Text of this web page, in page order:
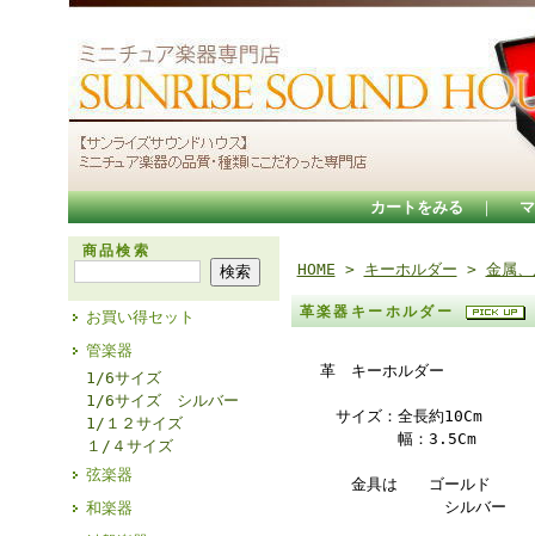
カートをみる ｜
商品検索
お買い得セット
管楽器
1/6サイズ
1/6サイズ シルバー
1/１２サイズ
１/４サイズ
弦楽器
和楽器
HOME > キーホルダー > 金属、
革楽器キーホルダー
革 キーホルダー
サイズ：全長約10Cm
幅：3.5Cm
金具は ゴールド
シルバー 色があ